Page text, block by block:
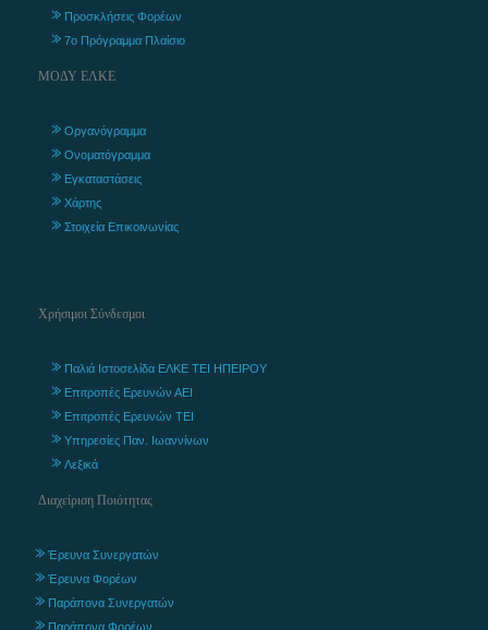
Προσκλήσεις Φορέων
7ο Πρόγραμμα Πλαίσιο
ΜΟΔΥ ΕΛΚΕ
Οργανόγραμμα
Ονοματόγραμμα
Εγκαταστάσεις
Χάρτης
Στοιχεία Επικοινωνίας
Χρήσιμοι Σύνδεσμοι
Παλιά Ιστοσελίδα ΕΛΚΕ ΤΕΙ ΗΠΕΙΡΟΥ
Επιτροπές Ερευνών ΑΕΙ
Επιτροπές Ερευνών ΤΕΙ
Υπηρεσίες Παν. Ιωαννίνων
Λεξικά
Διαχείριση Ποιότητας
Έρευνα Συνεργατών
Έρευνα Φορέων
Παράπονα Συνεργατών
Παράπονα Φορέων